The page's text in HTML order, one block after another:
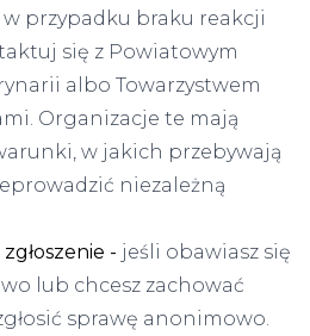
w przypadku braku reakcji
się z Powiatowym
albo Towarzystwem
Organizacje te mają
w jakich przebywają
niezależną
- jeśli obawiasz się
lub chcesz zachować
sprawę anonimowo.